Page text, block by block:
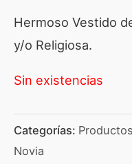
Hermoso Vestido
y/o Religiosa.
Sin existencias
Categorías:
Novia